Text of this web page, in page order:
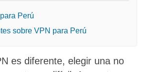
Perú
sobre VPN para Perú
es diferente, elegir una no